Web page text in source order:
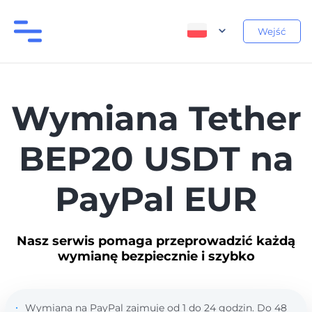
Wejść
Wymiana Tether
BEP20 USDT na
PayPal EUR
Nasz serwis pomaga przeprowadzić każdą
wymianę bezpiecznie i szybko
Wymiana na PayPal zajmuje od 1 do 24 godzin. Do 48